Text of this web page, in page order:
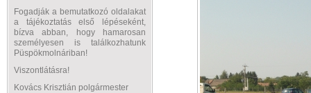
Fogadják a bemutatkozó oldalakat
a tájékoztatás első lépéseként,
bízva abban, hogy hamarosan
személyesen is találkozhatunk
Püspökmolnáriban!
Viszontlátásra!
Kovács Krisztián polgármester